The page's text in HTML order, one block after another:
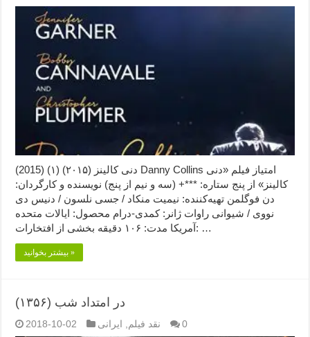
دنی کالینز (۲۰۱۵) (۱) (2015) Danny Collins امتیاز فیلم «دنی
کالینز» از پنج ستاره: ***+ (سه و نیم از پنج) نویسنده و کارگردان:
دن فوگلمن تهیه‌کننده: نیمیت منکاد / جسی نلسون / دنیس دی
نووی / شیوانی راوات ژانر: کمدی-درام محصول: ایالات متحده
آمریکا مدت: ۱۰۶ دقیقه بخشی از افتخارات: …
بیشتر بخوانید »
در امتداد شب (۱۳۵۶)
2018-10-02 نقد فیلم ایرانی 0